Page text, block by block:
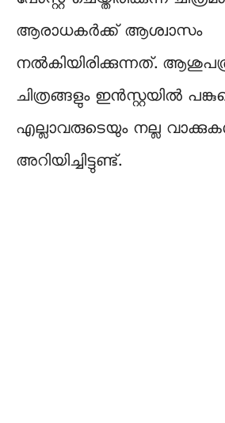
ആരാധകർക്ക് ആശ്വാസം
നൽകിയിരിക്കുന്നത്.
ചിത്രങ്ങളും ഇൻസ്റ്റയിൽ
എല്ലാവരുടെയും നല്ല
അറിയിച്ചിട്ടുണ്ട്.